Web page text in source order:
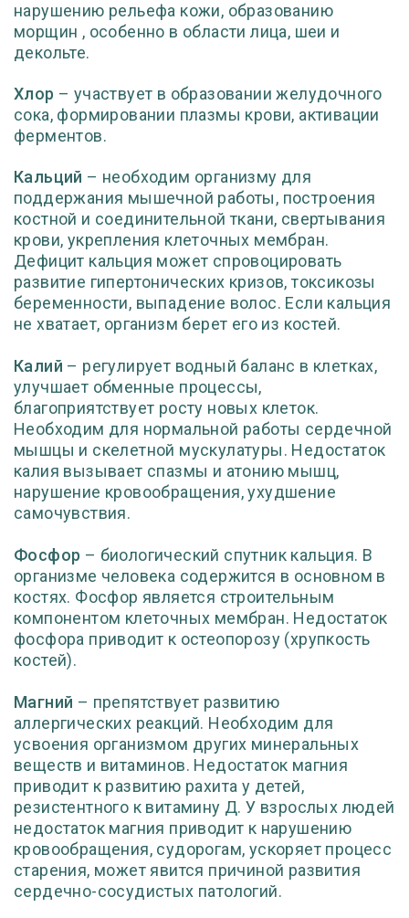
нарушению рельефа кожи, образованию
морщин , особенно в области лица, шеи и
декольте.
Хлор – участвует в образовании желудочного
сока, формировании плазмы крови, активации
ферментов.
Кальций – необходим организму для
поддержания мышечной работы, построения
костной и соединительной ткани, свертывания
крови, укрепления клеточных мембран.
Дефицит кальция может спровоцировать
развитие гипертонических кризов, токсикозы
беременности, выпадение волос. Если кальция
не хватает, организм берет его из костей.
Калий – регулирует водный баланс в клетках,
улучшает обменные процессы,
благоприятствует росту новых клеток.
Необходим для нормальной работы сердечной
мышцы и скелетной мускулатуры. Недостаток
калия вызывает спазмы и атонию мышц,
нарушение кровообращения, ухудшение
самочувствия.
Фосфор – биологический спутник кальция. В
организме человека содержится в основном в
костях. Фосфор является строительным
компонентом клеточных мембран. Недостаток
фосфора приводит к остеопорозу (хрупкость
костей).
Магний – препятствует развитию
аллергических реакций. Необходим для
усвоения организмом других минеральных
веществ и витаминов. Недостаток магния
приводит к развитию рахита у детей,
резистентного к витамину Д. У взрослых людей
недостаток магния приводит к нарушению
кровообращения, судорогам, ускоряет процесс
старения, может явится причиной развития
сердечно-сосудистых патологий.